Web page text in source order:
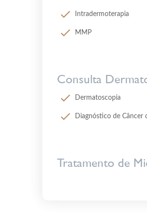
Intradermoterapia
MMP
Consulta
Dermatoscopia
Diagnóstico de Câncer
Tratamento de